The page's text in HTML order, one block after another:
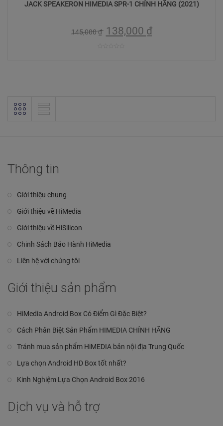
JACK SPEAKERON HIMEDIA SPR-1 CHÍNH HÃNG (2021)
145,000₫ 138,000 ₫
Thông tin
Giới thiệu chung
Giới thiệu về HiMedia
Giới thiệu về HiSilicon
Chinh Sách Bảo Hành HiMedia
Liên hệ với chúng tôi
Giới thiệu sản phẩm
HiMedia Android Box Có Điểm Gì Đặc Biệt?
Cách Phân Biệt Sản Phẩm HIMEDIA CHÍNH HÃNG
Tránh mua sản phẩm HiMEDIA bản nội địa Trung Quốc
Lựa chọn Android HD Box tốt nhất?
Kinh Nghiệm Lựa Chọn Android Box 2016
Dịch vụ và hỗ trợ